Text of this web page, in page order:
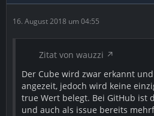
16. August 2018 um 04:55
Zitat von wauzzi
Der Cube wird zwar erkannt
angezeit, jedoch wird keine
true Wert belegt. Bei GitHub ist
und auch als issue bereits